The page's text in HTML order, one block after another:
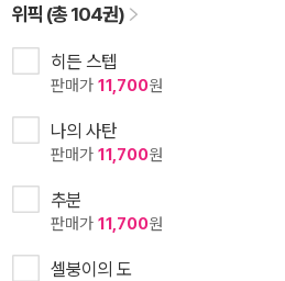
위픽 (총 104권)
히든 스텝
판매가 11,700원
나의 사탄
판매가 11,700원
추분
판매가 11,700원
셀붕이의 도